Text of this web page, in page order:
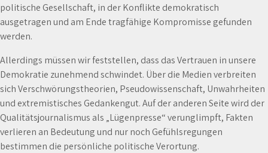
politische Gesellschaft, in der Konflikte demokratisch
ausgetragen und am Ende tragfähige Kompromisse gefunden
werden.
Allerdings müssen wir feststellen, dass das Vertrauen in unsere
Demokratie zunehmend schwindet. Über die Medien verbreiten
sich Verschwörungstheorien, Pseudowissenschaft, Unwahrheiten
und extremistisches Gedankengut. Auf der anderen Seite wird der
Qualitätsjournalismus als „Lügenpresse“ verunglimpft, Fakten
verlieren an Bedeutung und nur noch Gefühlsregungen
bestimmen die persönliche politische Verortung.